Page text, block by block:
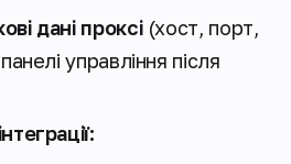
дані проксі(хост, порт,
управління після